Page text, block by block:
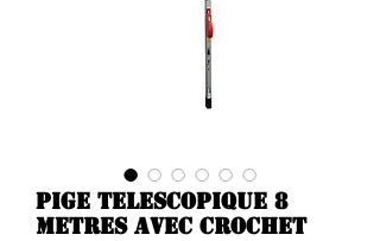
Pige telescopique 8
metres avec crochet